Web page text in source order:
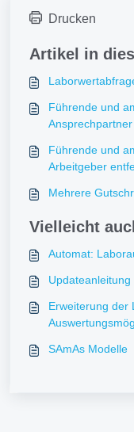
Drucken
Artikel in
Führende und
Führende und
Arbeitgeber
Mehrere
Vielleicht
Automat:
Erweiterung der
SAmAs Modelle